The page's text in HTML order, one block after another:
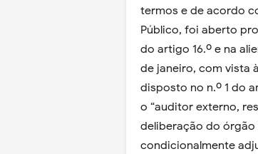
termos e de acordo
Público, foi aberto
do artigo 16.º e na
de janeiro, com vista
disposto no n.º 1 do
o “auditor externo,
deliberação do
condicionalmente